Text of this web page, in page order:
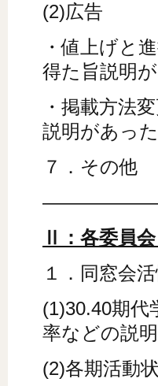
(2)広告
・値上げと
得た旨説明が
・掲載方法
説明があった
７．その他
Ⅱ：各委員
１．同窓会
(1)30.40期
率などの説
(2)各期活動